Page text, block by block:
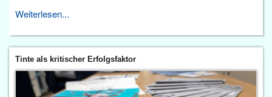
Weiterlesen...
Tinte als kritischer Erfolgsfaktor